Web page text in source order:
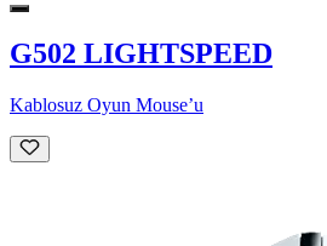
G502 LIGHTSPEED
Kablosuz Oyun Mouse’u